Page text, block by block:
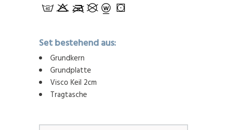
Set bestehend aus:
Grundkern
Grundplatte
Visco Keil 2cm
Tragtasche